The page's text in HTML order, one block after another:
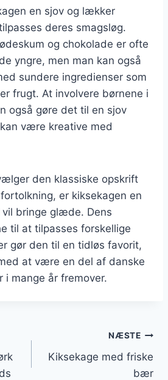
en sjov og lækker
deres smagsløg.
og chokolade er ofte
yngre, men man kan også
sundere ingredienser som
frugt. At involvere børnene i
også gøre det til en sjov
være kreative med
den klassiske opskrift
er kiksekagen en
bringe glæde. Dens
til at tilpasses forskellige
gør den til en tidløs favorit,
at være en del af danske
i mange år fremover.
NÆSTE
Kiksekage med friske
bær